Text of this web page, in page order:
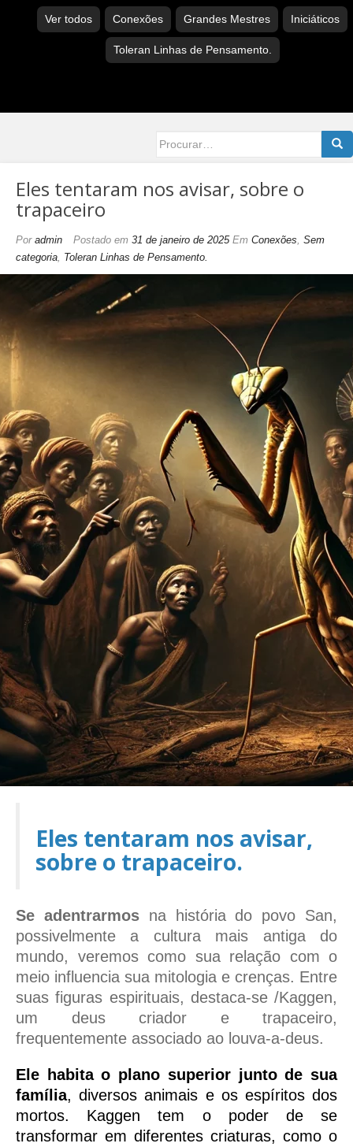
Ver todos Conexões Grandes Mestres Iniciáticos
Toleran Linhas de Pensamento.
for:
Eles tentaram nos avisar, sobre o
trapaceiro
Por admin Postado em 31 de janeiro de 2025 Em Conexões, Sem
categoria, Toleran Linhas de Pensamento.
Eles tentaram nos avisar,
sobre o trapaceiro.
Se adentrarmosna história do povo San,
possivelmente a cultura mais antiga do
mundo, veremos como sua relação com o
meio influencia sua mitologia e crenças. Entre
suas figuras espirituais, destaca-se /Kaggen,
um deus criador e trapaceiro,
frequentemente associado ao louva-a-deus.
Ele habita o plano superior junto de sua
família, diversos animais e os espíritos dos
mortos. Kaggen tem o poder de se
transformar em diferentes criaturas, como o